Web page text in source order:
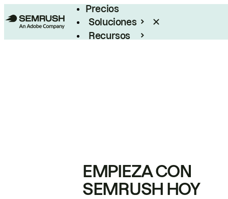
Precios
Soluciones
Recursos
EMPIEZA CON
SEMRUSH HOY